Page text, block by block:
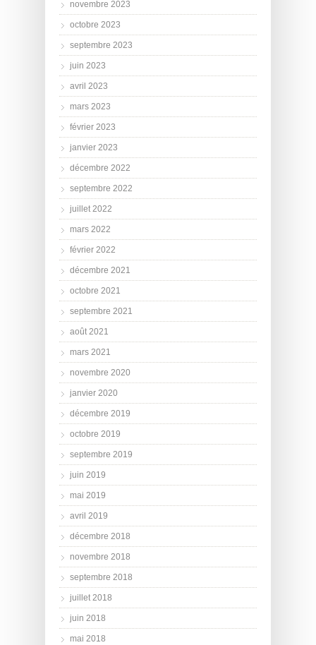
novembre 2023
octobre 2023
septembre 2023
juin 2023
avril 2023
mars 2023
février 2023
janvier 2023
décembre 2022
septembre 2022
juillet 2022
mars 2022
février 2022
décembre 2021
octobre 2021
septembre 2021
août 2021
mars 2021
novembre 2020
janvier 2020
décembre 2019
octobre 2019
septembre 2019
juin 2019
mai 2019
avril 2019
décembre 2018
novembre 2018
septembre 2018
juillet 2018
juin 2018
mai 2018